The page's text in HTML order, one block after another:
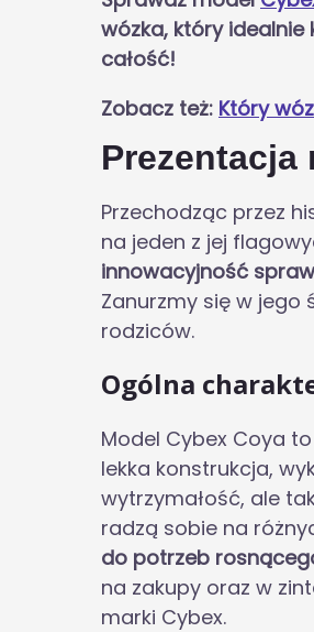
wózka, który
całość!
Zobacz też: Który
Prezentacja
Przechodząc przez
na jeden z jej
innowacyjność
Zanurzmy się w jego
rodziców.
Ogólna
Model Cybex Coya
lekka konstrukcja,
wytrzymałość, ale
radzą sobie na
do potrzeb
na zakupy oraz w
marki Cybex.